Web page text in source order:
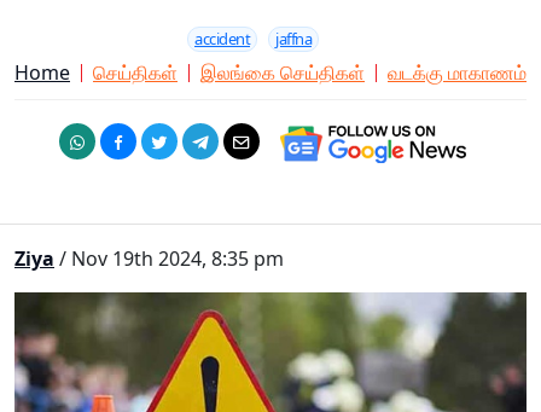
accident jaffna
Home செய்திகள் இலங்கை செய்திகள் வடக்கு மாகாணம்
Ziya / Nov 19th 2024, 8:35 pm